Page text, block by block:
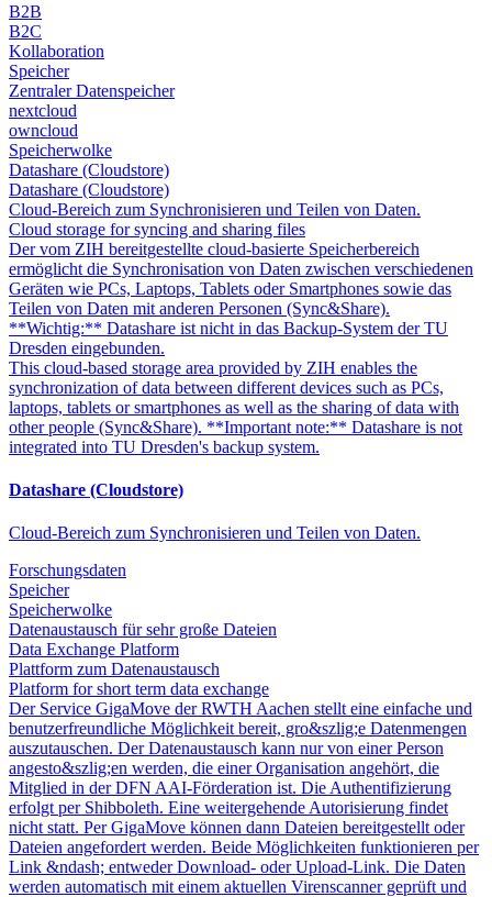
B2B
B2C
Kollaboration
Speicher
Zentraler Datenspeicher
nextcloud
owncloud
Speicherwolke
Datashare (Cloudstore)
Datashare (Cloudstore)
Cloud-Bereich zum Synchronisieren und Teilen von Daten.
Cloud storage for syncing and sharing files
Der vom ZIH bereitgestellte cloud-basierte Speicherbereich
ermöglicht die Synchronisation von Daten zwischen verschiedenen
Geräten wie PCs, Laptops, Tablets oder Smartphones sowie das
Teilen von Daten mit anderen Personen (Sync&Share).
**Wichtig:** Datashare ist nicht in das Backup-System der TU
Dresden eingebunden.
This cloud-based storage area provided by ZIH enables the
synchronization of data between different devices such as PCs,
laptops, tablets or smartphones as well as the sharing of data with
other people (Sync&Share). **Important note:** Datashare is not
integrated into TU Dresden's backup system.
Datashare (Cloudstore)
Cloud-Bereich zum Synchronisieren und Teilen von Daten.
Forschungsdaten
Speicher
Speicherwolke
Datenaustausch für sehr große Dateien
Data Exchange Platform
Plattform zum Datenaustausch
Platform for short term data exchange
Der Service GigaMove der RWTH Aachen stellt eine einfache und
benutzerfreundliche Möglichkeit bereit, gro&szlig;e Datenmengen
auszutauschen. Der Datenaustausch kann nur von einer Person
angesto&szlig;en werden, die einer Organisation angehört, die
Mitglied in der DFN AAI-Förderation ist. Die Authentifizierung
erfolgt per Shibboleth. Eine weitergehende Autorisierung findet
nicht statt. Per GigaMove können dann Dateien bereitgestellt oder
Dateien angefordert werden. Beide Möglichkeiten funktionieren per
Link &ndash; entweder Download- oder Upload-Link. Die Daten
werden automatisch mit einem aktuellen Virenscanner geprüft und